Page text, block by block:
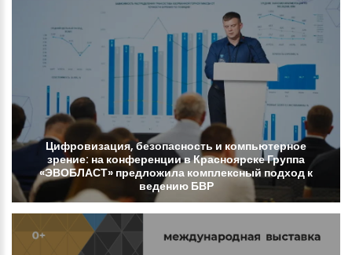
Цифровизация, безопасность и компьютерное
зрение: на конференциивКрасноярскеГруппа
«ЭВОБЛАСТ» предложила комплексный подход к
ведению БВР